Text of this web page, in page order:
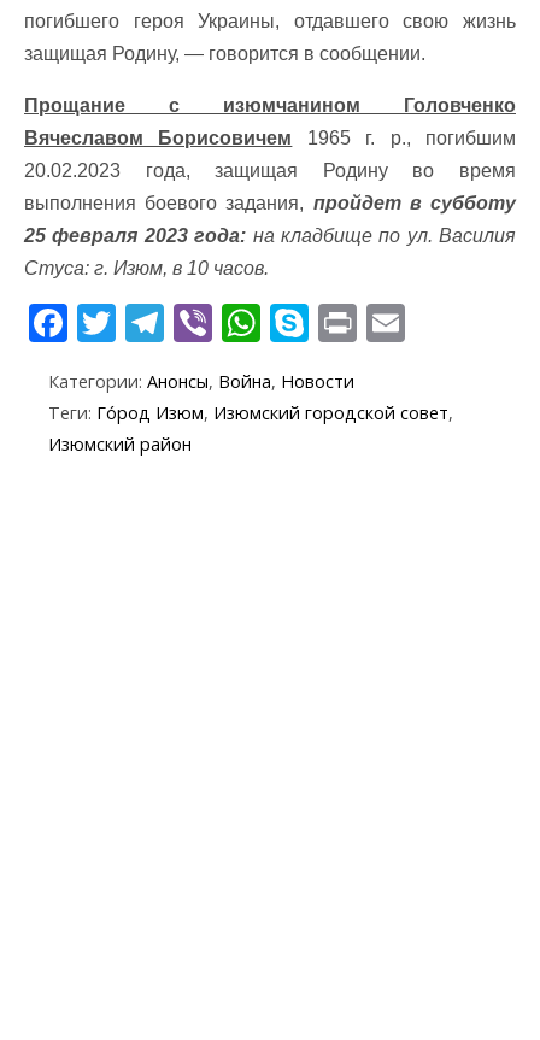
погибшего героя Украины, отдавшего свою жизнь
защищая Родину, — говорится в сообщении.
Прощание с изюмчанином Головченко
Вячеславом Борисовичем 1965 г. р., погибшим
20.02.2023 года, защищая Родину во время
выполнения боевого задания, пройдет в субботу
25 февраля 2023 года: на кладбище по ул. Василия
Стуса: г. Изюм, в 10 часов.
F
e
b
T
itt
er
T
e
gr
Vi
er
W
at
S
y
p
Pr
t ai
Категории: Анонсы, Война, Новости
Теги: Го́род Изюм, Изюмский городской совет,
Изюмский район